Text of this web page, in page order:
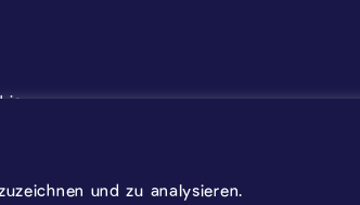
©2026 Gemeinde
und zu analysieren.